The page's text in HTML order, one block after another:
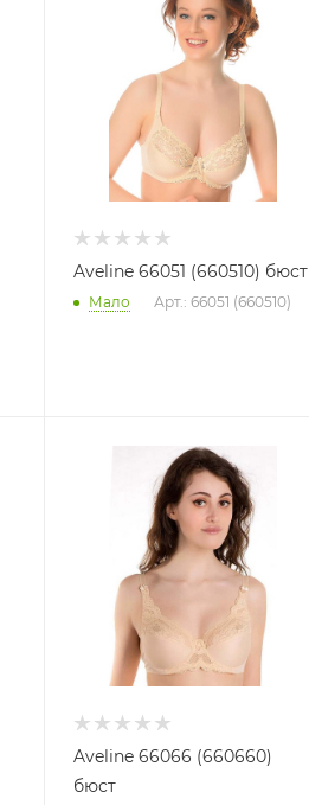
Aveline 66051 (660510) бюст
Мало Арт.: 66051 (660510)
Aveline 66066 (660660)
бюст